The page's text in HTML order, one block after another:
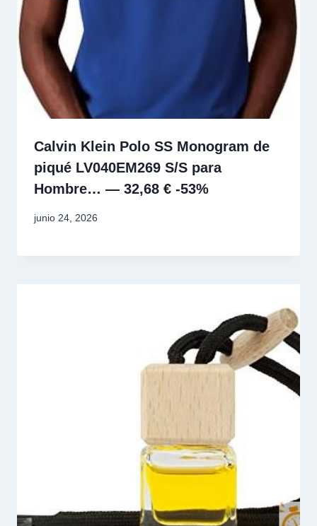
Calvin Klein Polo SS Monogram de
piqué LV040EM269 S/S para
Hombre… — 32,68 € -53%
junio 24, 2026